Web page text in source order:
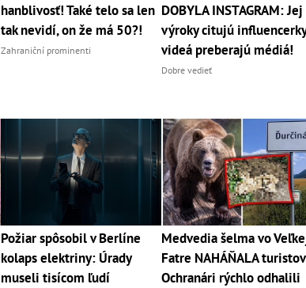
hanblivosť! Také telo sa len
tak nevidí, on že má 50?!
Zahraniční prominenti
DOBYLA INSTAGRAM: Jej
výroky citujú
videá preberajú médiá!
Dobre vedieť
Požiar spôsobil v Berlíne
kolaps elektriny: Úrady
museli tisícom ľudí
Medvedia šelma vo
Fatre NAHÁŇALA
Ochranári rýchlo odhalili